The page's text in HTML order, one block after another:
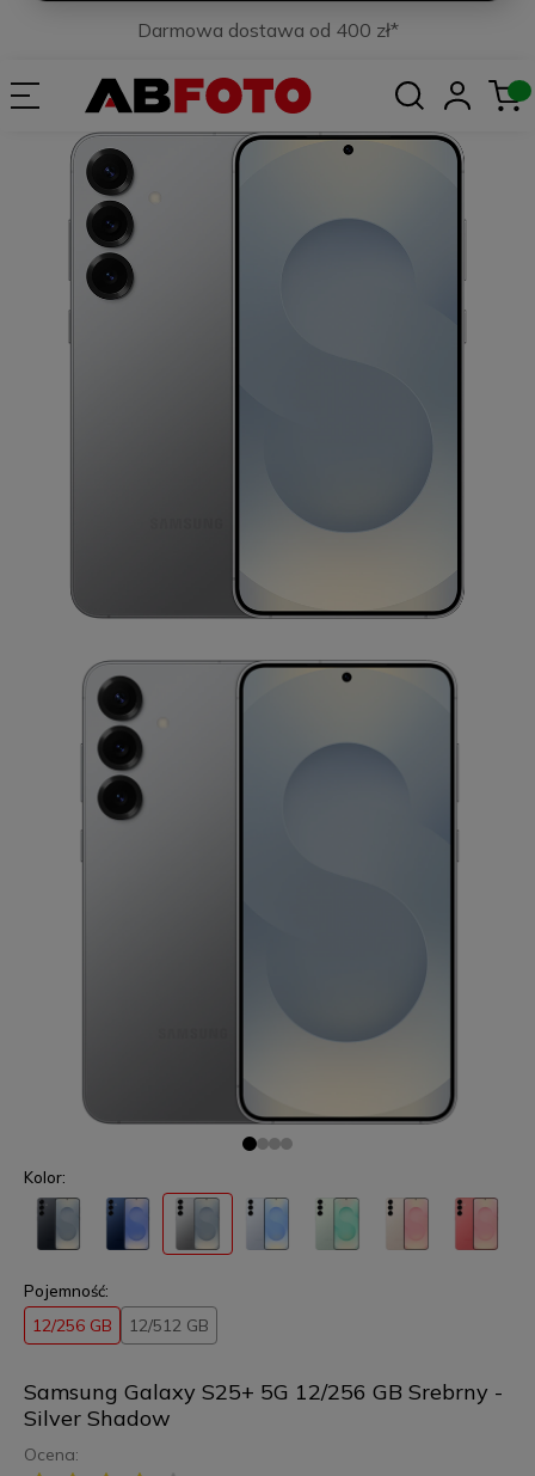
Darmowa dostawa od 400 zł*
Samsung Galaxy S25+ 5G 12/256 GB Srebrny -
Silver Shadow
Ocena:
Kolor:
Pojemność:
12/256 GB 12/512 GB